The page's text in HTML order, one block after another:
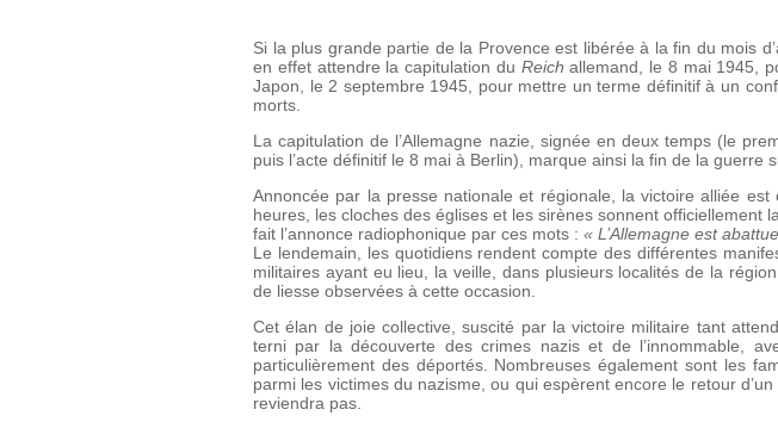
Si la plus grande partie de la Provence est libérée à la fin du mois
en effet attendre la capitulation du Reich allemand, le 8 mai 1945,
Japon, le 2 septembre 1945, pour mettre un terme définitif à un
morts.
La capitulation de l’Allemagne nazie, signée en deux temps (le
puis l’acte définitif le 8 mai à Berlin), marque ainsi la fin de la guerre
Annoncée par la presse nationale et régionale, la victoire alliée
heures, les cloches des églises et les sirènes sonnent officiellement
fait l’annonce radiophonique par ces mots : « L’Allemagne est
Le lendemain, les quotidiens rendent compte des différentes
militaires ayant eu lieu, la veille, dans plusieurs localités de la
de liesse observées à cette occasion.
Cet élan de joie collective, suscité par la victoire militaire tant
terni par la découverte des crimes nazis et de l’innommable,
particulièrement des déportés. Nombreuses également sont les
parmi les victimes du nazisme, ou qui espèrent encore le retour
reviendra pas.